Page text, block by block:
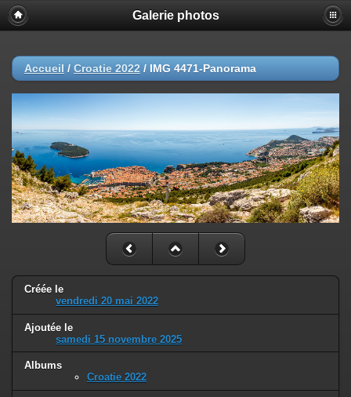
Galerie photos
Accueil / Croatie 2022 / IMG 4471-Panorama
Créée le
vendredi 20 mai 2022
Ajoutée le
samedi 15 novembre 2025
Albums
Croatie 2022